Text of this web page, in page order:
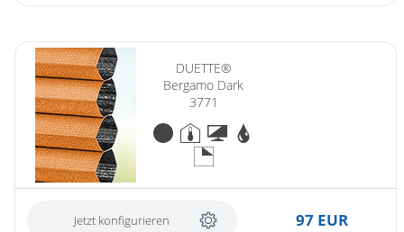
DUETTE®
Bergamo Dark
3771
Jetzt konfigurieren 97 EUR